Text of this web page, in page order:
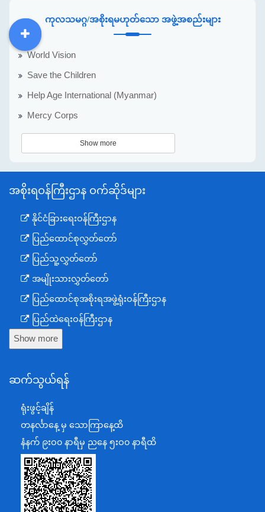
ကုလသမဂ္ဂ/အစိုးရမဟုတ်သော အဖွဲ့အစည်းများ
World Vision
Save the Children
Help Age International (Myanmar)
Mercy Corps
Show more
အစိုးရဝန်ကြီးဌာန ဝက်ဆိုဒ်များ
နိုင်ငံခြားရေးဝန်ကြီးဌာန
ပြည်ထောင်စုလွှတ်တော်
ပြည်သူ့လွှတ်တော်
အမျိုးသားလွှတ်တော်
ပြည်ထောင်စုအစိုးရအဖွဲ့ရုံးဝန်ကြီးဌာန
ပြည်ထဲရေးဝန်ကြီးဌာန
ကာကွယ်ရေးဝန်ကြီးဌာန
စီမံကိန်း၊ဘဏ္ဍာရေးနှင့်စက်မှုဝန်ကြီးဌာန
အပြည်ပြည်ဆိုင်ရာပူးပေါင်းဆောင်ရွက်ရေးဝန်ကြီးဌာန
ပြန်ကြားရေးဝန်ကြီးဌာန
သာသနာရေးနှင့် ယဉ်ကျေးမှုဝန်ကြီးဌာန
စိုက်ပျိုးရေး၊မွေးမြူရေးနှင့်ဆည်မြောင်းဝန်ကြီးဌာန
ပို့ဆောင်ရေးနှင့်ဆက်သွယ်ရေးဝန်ကြီးဌာန
Show more
ဆက်သွယ်ရန်
ရုံးဖွင့်ချိန်
တနင်္လာနေ့ မှ သောကြာနေ့ထိ
နံနက် ၉းဝ၀ နာရီမှ ညနေ ၅းဝ၀ နာရီထိ
DDM